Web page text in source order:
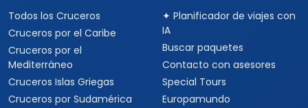
Todos los Cruceros
Cruceros por el Caribe
Cruceros por el
Mediterráneo
Cruceros Islas Griegas
Cruceros por Sudamérica
✦ Planificador de viajes con
IA
Buscar paquetes
Contacto con asesores
Special Tours
Europamundo